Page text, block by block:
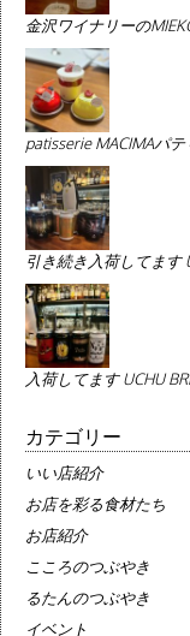
金沢ワイナリーの
patisserie MACIMAパ
引き続き入荷してます
入荷してます UCHU
カテゴリー
いい店紹介
お店を彩る食材たち
お店紹介
こころのつぶやき
るたんのつぶやき
イベント